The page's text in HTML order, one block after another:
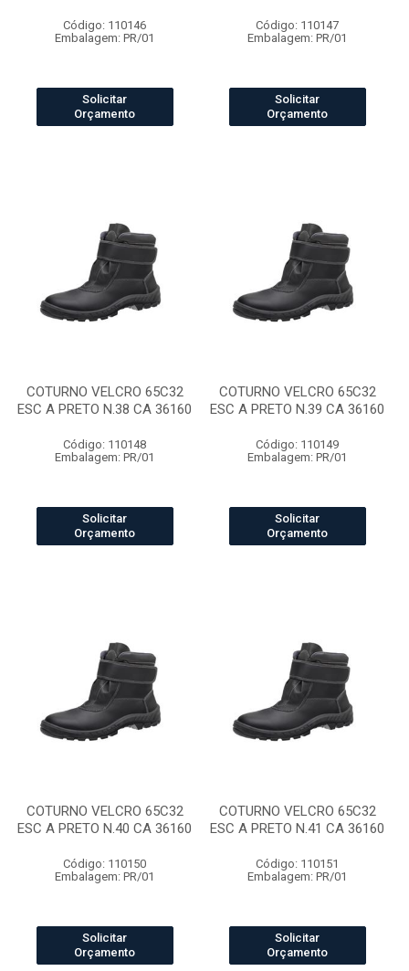
Código: 110146
Embalagem: PR/01
Solicitar
Orçamento
Código: 110147
Embalagem: PR/01
Solicitar
Orçamento
COTURNO VELCRO 65C32
ESC A PRETO N.38 CA 36160
Código: 110148
Embalagem: PR/01
Solicitar
Orçamento
COTURNO VELCRO 65C32
ESC A PRETO N.39 CA 36160
Código: 110149
Embalagem: PR/01
Solicitar
Orçamento
COTURNO VELCRO 65C32
ESC A PRETO N.40 CA 36160
Código: 110150
Embalagem: PR/01
Solicitar
Orçamento
COTURNO VELCRO 65C32
ESC A PRETO N.41 CA 36160
Código: 110151
Embalagem: PR/01
Solicitar
Orçamento